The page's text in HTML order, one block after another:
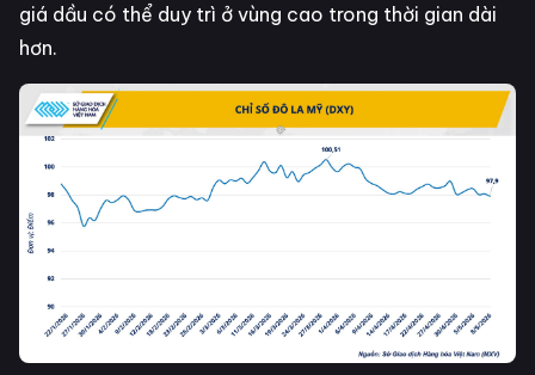
giá dầu có thể duy trì ở vùng cao trong thời gian dài
hơn.